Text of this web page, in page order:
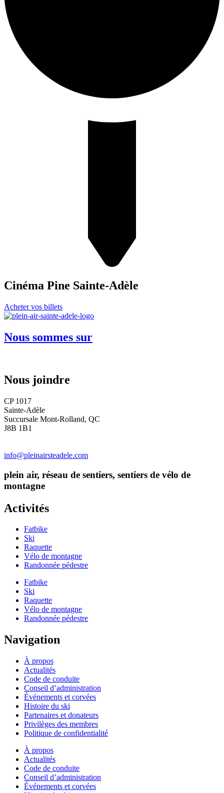
Cinéma Pine Sainte-Adèle
Acheter vos billets
Nous sommes sur
Nous joindre
CP 1017
Sainte-Adèle
Succursale Mont-Rolland, QC
J8B 1B1
info@pleinairsteadele.com
plein air, réseau de sentiers, sentiers de vélo de
montagne
Activités
Fatbike
Ski
Raquette
Vélo de montagne
Randonnée pédestre
Fatbike
Ski
Raquette
Vélo de montagne
Randonnée pédestre
Navigation
À propos
Actualités
Code de conduite
Conseil d’administration
Événements et corvées
Histoire du ski
Partenaires et donateurs
Privilèges des membres
Politique de confidentialité
À propos
Actualités
Code de conduite
Conseil d’administration
Événements et corvées